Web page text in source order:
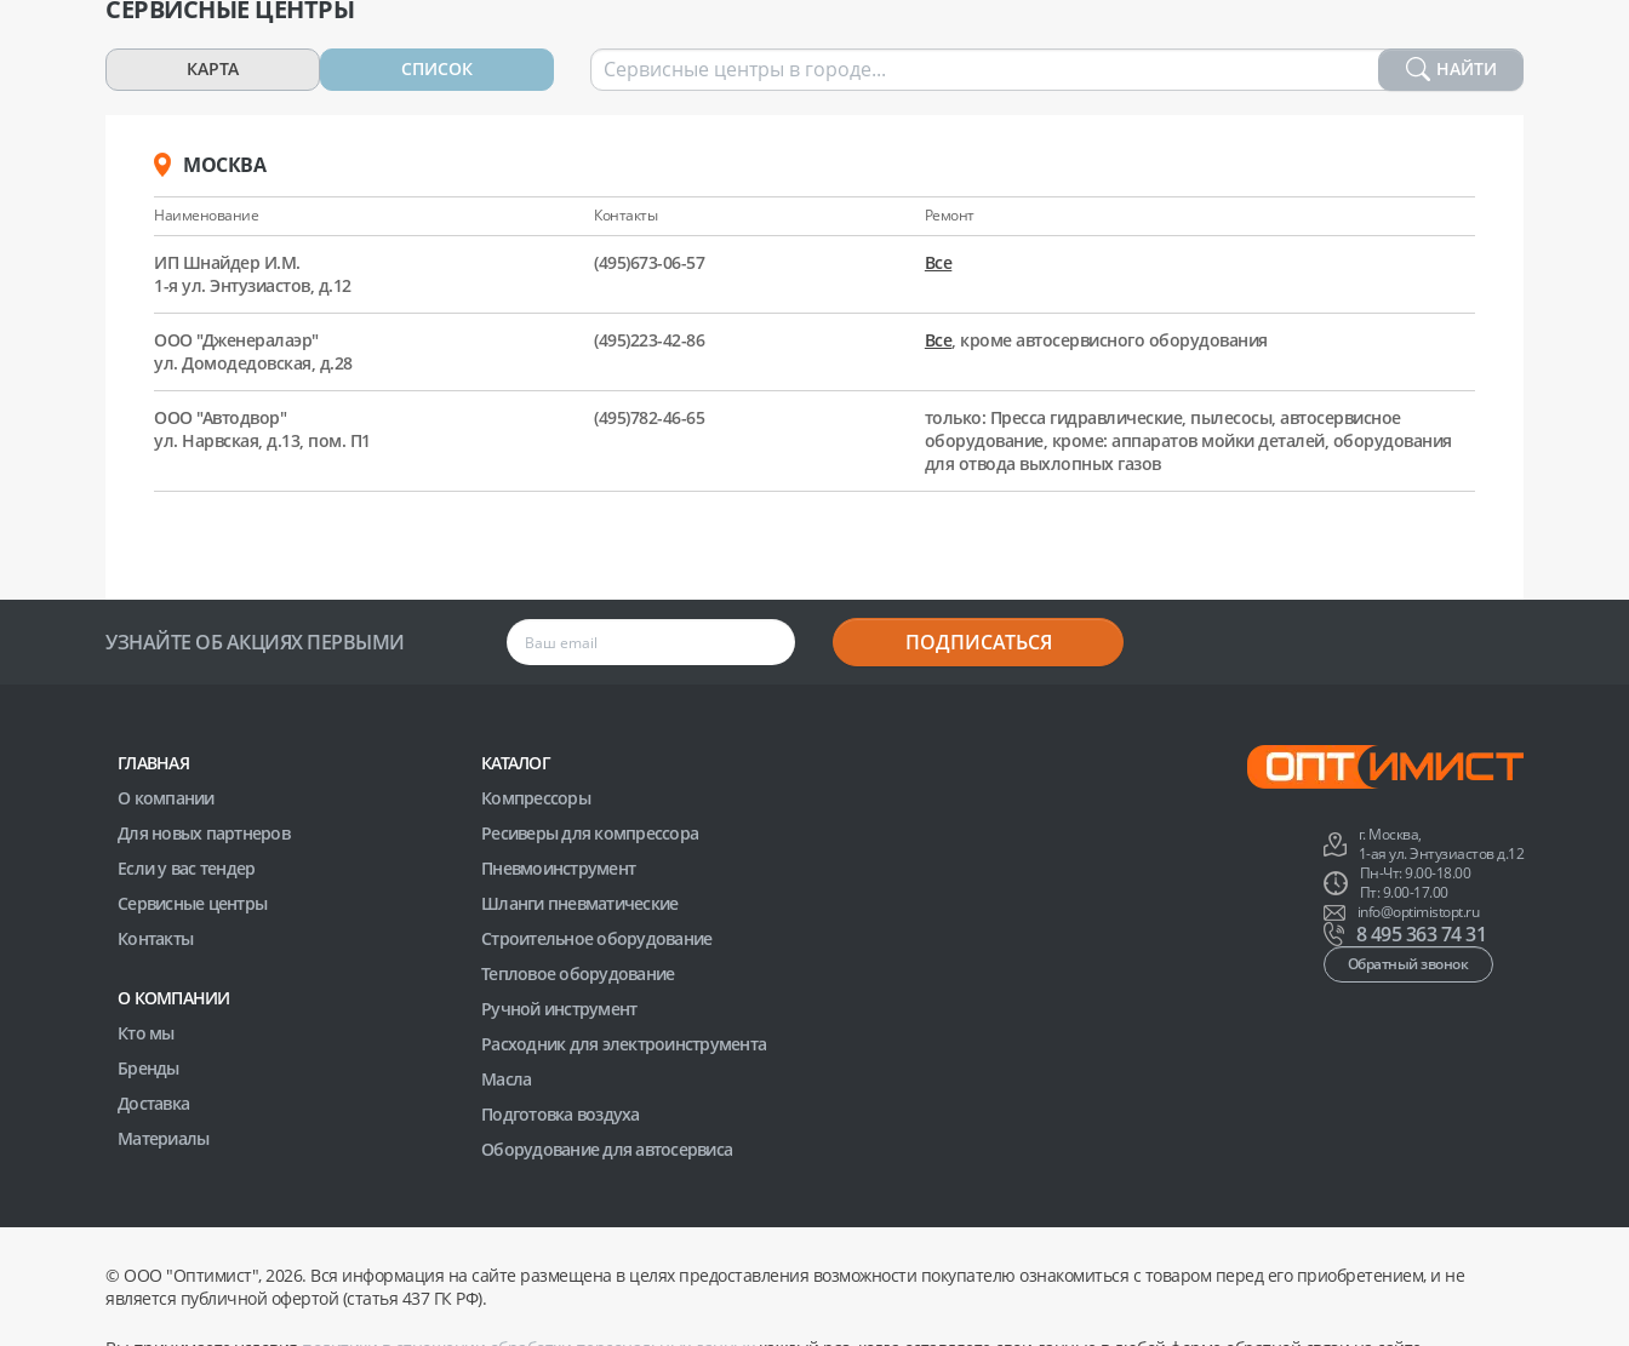
СЕРВИСНЫЕ ЦЕНТРЫ
КАРТА СПИСОК НАЙТИ
МОСКВА
Наименование Контакты Ремонт
ИП Шнайдер И.М.
1-я ул. Энтузиастов, д.12
(495)673-06-57 Все
ООО "Дженералаэр"
ул. Домодедовская, д.28
(495)223-42-86 Все, кроме автосервисного оборудования
ООО "Автодвор"
ул. Нарвская, д.13, пом. П1
(495)782-46-65
только: Пресса гидравлические, пылесосы, автосервисное
оборудование, кроме: аппаратов мойки деталей, оборудования
для отвода выхлопных газов
УЗНАЙТЕ ОБ АКЦИЯХ ПЕРВЫМИ ПОДПИСАТЬСЯ
ГЛАВНАЯ
О компании
Для новых партнеров
Если у вас тендер
Сервисные центры
Контакты
О КОМПАНИИ
Кто мы
Бренды
Доставка
Материалы
КАТАЛОГ
Компрессоры
Ресиверы для компрессора
Пневмоинструмент
Шланги пневматические
Строительное оборудование
Тепловое оборудование
Ручной инструмент
Расходник для электроинструмента
Масла
Подготовка воздуха
Оборудование для автосервиса
г. Москва,
1-ая ул. Энтузиастов д.12
Пн-Чт: 9.00-18.00
Пт: 9.00-17.00
info@optimistopt.ru
8 495 363 74 31
Обратный звонок
© ООО "Оптимист", 2026. Вся информация на сайте размещена в целях предоставления возможности покупателю ознакомиться с товаром перед его приобретением, и не
является публичной офертой (статья 437 ГК РФ).